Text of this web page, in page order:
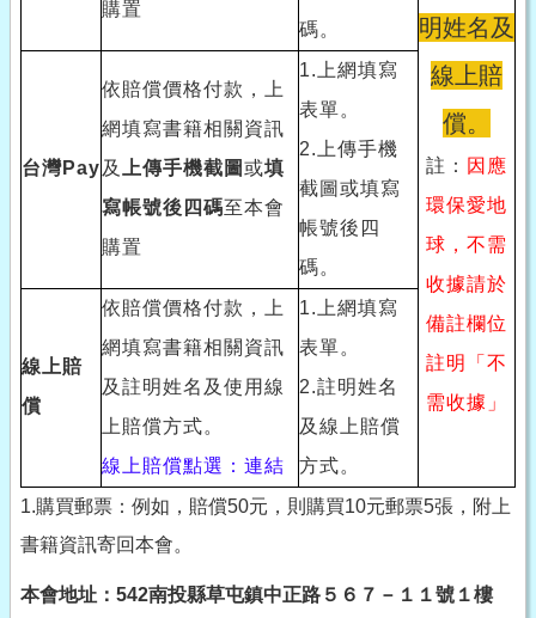
明姓名及
線上賠
償。
註： 因應
環保愛地
球，不需
收據請於
備註欄位
註明「不
需收據」
購置
碼。
台灣Pay
依賠償價格付款，上
網填寫書籍相關資訊
及
上傳手機截圖或填
寫帳號後四碼至本會
購置
1. 上網填寫
表單。
2. 上傳手機
截圖或填寫
帳號後四
碼。
線上賠
償
依賠償價格付款，上
網填寫書籍相關資訊
及註明姓名及使用線
上賠償方式。
線上賠償點選： 連結
1. 上網填寫
表單。
2.註明姓名
及線上賠償
方式。
1.購買郵票：例如，賠償50元，則購買10元郵票5張，附上
書籍資訊寄回本會。
本會地址：542南投縣草屯鎮中正路５６７－１１號１樓